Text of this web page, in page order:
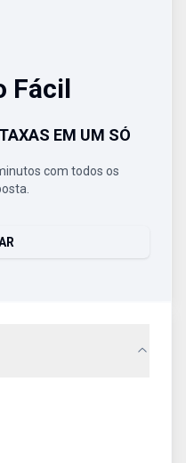
Fácil
EM UM SÓ
com todos os